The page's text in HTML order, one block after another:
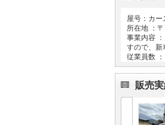
屋号：カ
所在地 ：〒
事業内容
すので、新
従業員数
販売